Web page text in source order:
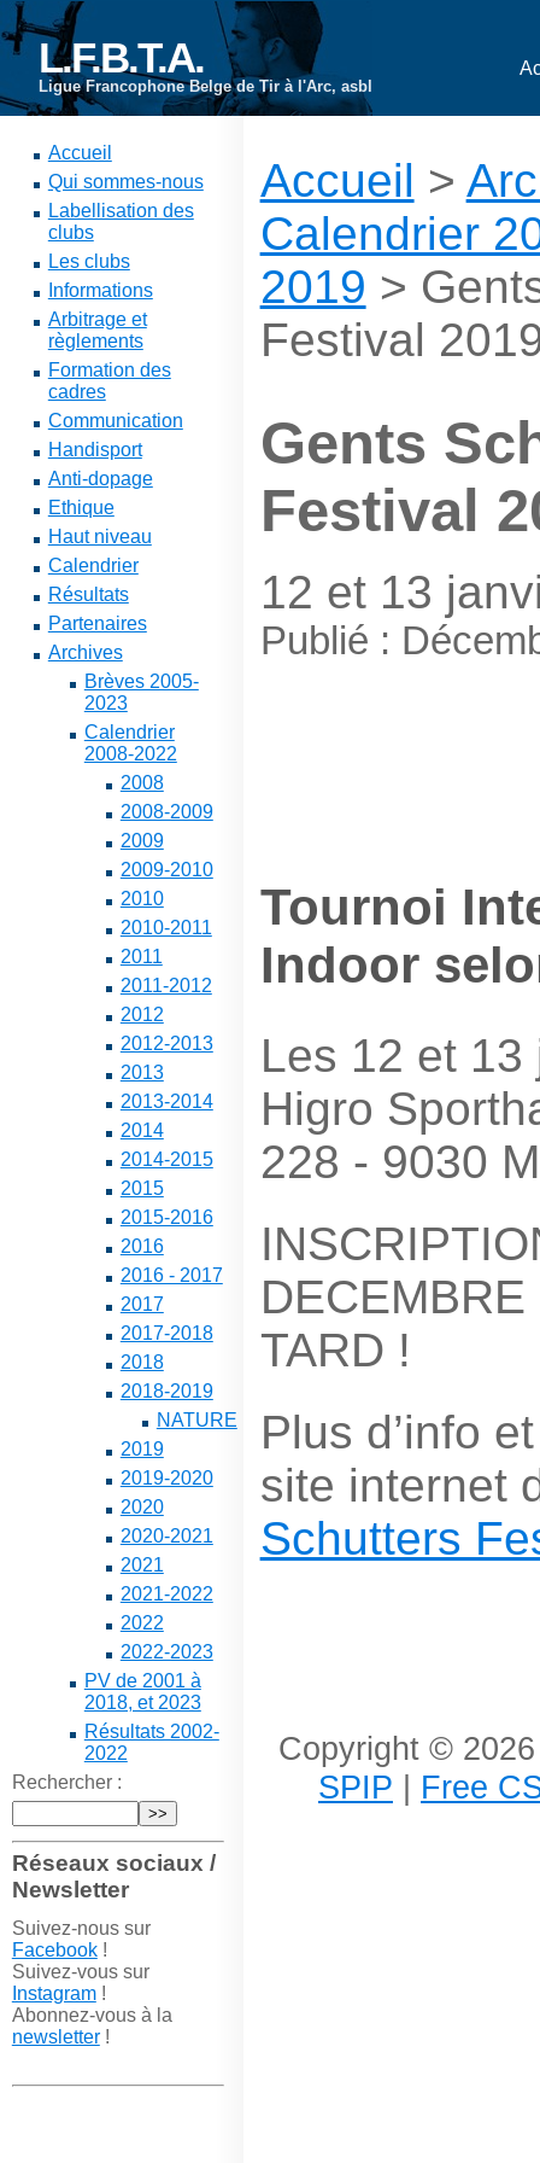
L.F.B.T.A.
Ligue Francophone Belge de Tir à l'Arc, asbl
Accueil
Qui sommes-nous
Labellisation des
clubs
Les clubs
Informations
Arbitrage et
règlements
Formation des
cadres
Communication
Handisport
Anti-dopage
Ethique
Haut niveau
Calendrier
Résultats
Partenaires
Archives
Brèves 2005-
2023
Calendrier
2008-2022
2008
2008-2009
2009
2009-2010
2010
2010-2011
2011
2011-2012
2012
2012-2013
2013
2013-2014
2014
2014-2015
2015
2015-2016
2016
2016 - 2017
2017
2017-2018
2018
2018-2019
NATURE
2019
2019-2020
2020
2020-2021
2021
2021-2022
2022
2022-2023
PV de 2001 à
2018, et 2023
Résultats 2002-
2022
Rechercher :
Réseaux sociaux /
Newsletter
Suivez-nous sur
Facebook!
Suivez-vous sur
Instagram!
Abonnez-vous à la
newsletter!
Accueil >
Calendrier
2019 >
Festival
Gents
Festival
12 et 13
Publié :
Tournoi
Indoor
Les 12 et
Higro
228 - 9030
TARD !
Plus d’info
site internet
Schutters
Copyright ©
SPIP | Free